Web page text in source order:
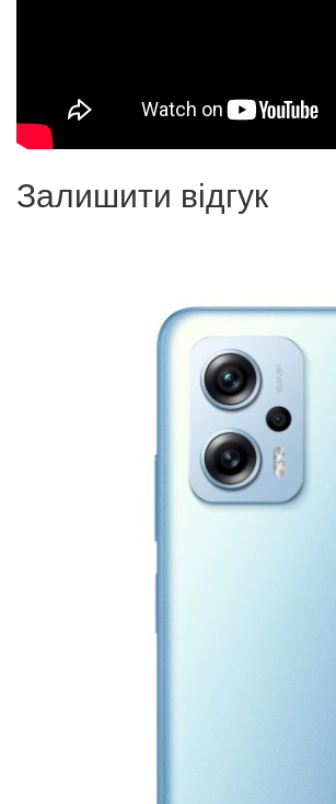
Залишити відгук